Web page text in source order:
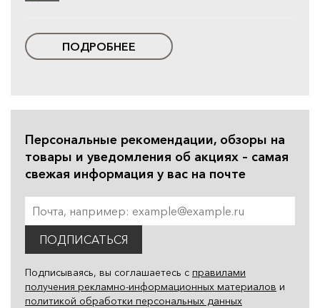
ПОДРОБНЕЕ
Персональные рекомендации, обзоры на
товары и уведомления об акциях – самая
свежая информация у вас на почте
ПОДПИСАТЬСЯ
Подписываясь, вы соглашаетесь с правилами
получения рекламно-информационных материалов и
политикой обработки персональных данных